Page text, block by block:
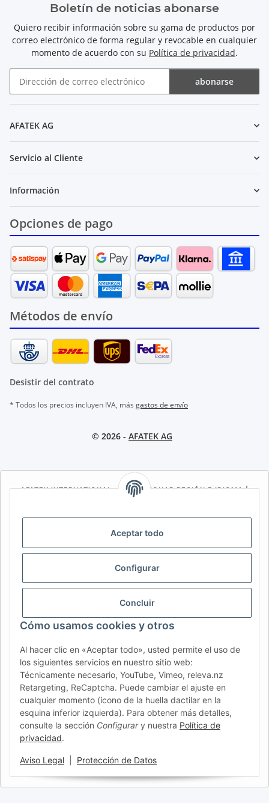
Aceptar todo
Configurar
Concluir
Cómo usamos cookies y otros
Al hacer clic en «Aceptar todo», usted permite el uso de
los siguientes servicios en nuestro sitio web:
Técnicamente necesario, YouTube, Vimeo, releva.nz
Retargeting, ReCaptcha. Puede cambiar el ajuste en
cualquier momento (icono de la huella dactilar en la
esquina inferior izquierda). Para obtener más detalles,
consulte la sección Configurary nuestra Política de
privacidad.
Aviso Legal Protección de Datos
Boletín de noticias abonarse
Quiero recibir información sobre su gama de productos por
correo electrónico de forma regular y revocable en cualquier
momento de acuerdo con su Política de privacidad.
abonarse
AFATEK AG
Servicio al Cliente
Información
Opciones de pago
Métodos de envío
Desistir del contrato
* Todos los precios incluyen IVA, más gastos de envío
© 2026 - AFATEK AG
AFATEK INTERNATIONAL – SELECCIONAR REGIÓN E IDIOMA |
SELECT REGION & LANGUAGE | CHOISIR LA RÉGION ET LA
CH (DE)
CH (IT) BE (NL) BE (FR) NL
ES
SE FI CZ HU SK
AFATEK España| Su especialista en recambios para
remolques
Asesoría técnica:info@afatek.com | P. IVA (DE):
DE354251646
Oferta para talleres: compras intracomunitarias netas (VIES)